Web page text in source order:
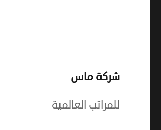
شركة ماس
للمراتب العالمية